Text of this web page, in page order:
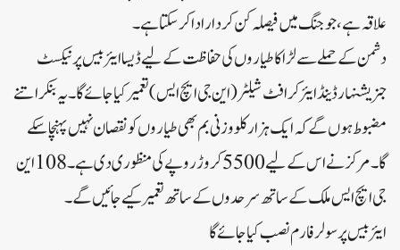
علاقہ ہے، جو جنگ میں فیصلہ کن کردار ادا کرسکتا ہے۔
دشمن کے حملے سے لڑاکا طیاروں کی حفاظت کے لیے ڈیسا ایئربیس پر نیکسٹ
جنریشنہارڈینڈ ایئر کرافٹ شیلٹر (این جی ایچ ایس) تعمیر کیا جائے گا۔یہ بنکر اتنے
مضبوط ہوں گے کہ ایک ہزار کلو وزنی بم بھی طیاروں کو نقصان نہیں پہنچا سکے
گا۔مرکز نے اس کے لیے 5500 کروڑ روپے کی منظوری دی ہے۔108 این
جی ایچ ایس ملک کے ساتھ سرحدوں کے ساتھ تعمیر کیے جائیں گے۔
ایئربیس پر سولر فارم نصب کیا جائے گا